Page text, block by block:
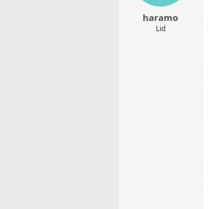
m
haramo
Lid